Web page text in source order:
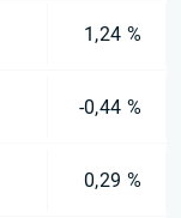
1,24 %
-0,44 %
0,29 %